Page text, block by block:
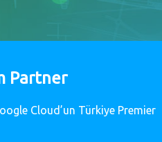
Partner
Cloud’un Türkiye Premier